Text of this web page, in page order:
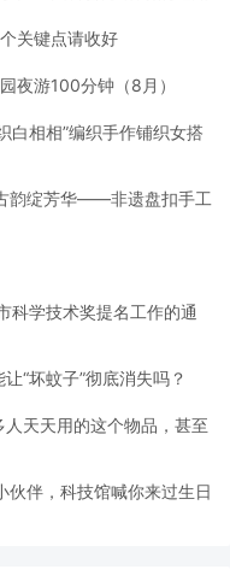
关键点请收好
夜游100分钟（8月）
白相相”编织手作铺织女搭
韵绽芳华——非遗盘扣手工
科学技术奖提名工作的通
“坏蚊子”彻底消失吗？
天天用的这个物品，甚至
伙伴，科技馆喊你来过生日